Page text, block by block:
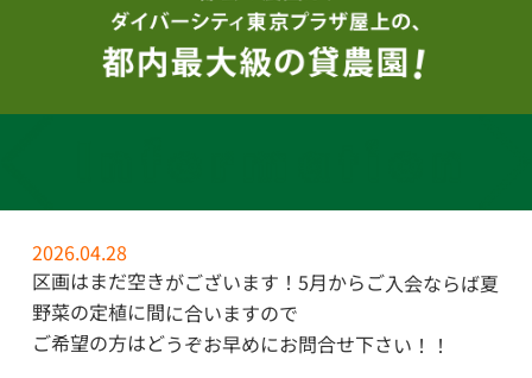
2026.04.28
区画はまだ空きがございます！5月からご入会ならば夏
野菜の定植に間に合いますので
ご希望の方はどうぞお早めにお問合せ下さい！！